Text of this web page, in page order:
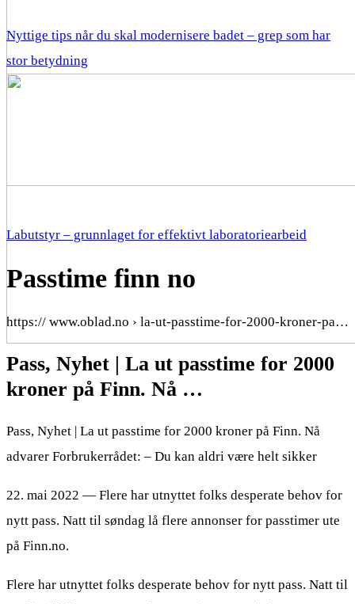
Nyttige tips når du skal modernisere badet – grep som har
stor betydning
Labutstyr – grunnlaget for effektivt laboratoriearbeid
Passtime finn no
https:// www.oblad.no › la-ut-passtime-for-2000-kroner-pa…
Pass, Nyhet | La ut passtime for 2000
kroner på Finn. Nå …
Pass, Nyhet | La ut passtime for 2000 kroner på Finn. Nå
advarer Forbrukerrådet: – Du kan aldri være helt sikker
22. mai 2022 — Flere har utnyttet folks desperate behov for
nytt pass. Natt til søndag lå flere annonser for passtimer ute
på Finn.no.
Flere har utnyttet folks desperate behov for nytt pass. Natt til